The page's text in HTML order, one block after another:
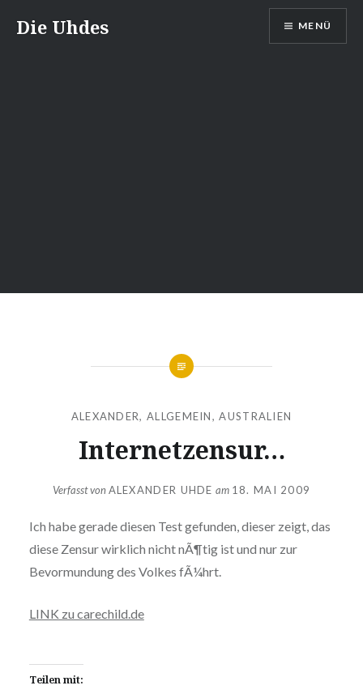
InhaltDie Uhdes MENÜ
ALEXANDER, ALLGEMEIN,AUSTRALIEN
Internetzensur…
Verfasst vonALEXANDER UHDE am 18. MAI 2009
Ich habe gerade diesen Test gefunden, dieser zeigt, das
diese Zensur wirklich nicht nÃ¶tig ist und nur zur
Bevormundung des Volkes fÃ¼hrt.
LINK zu carechild.de
Teilen mit: